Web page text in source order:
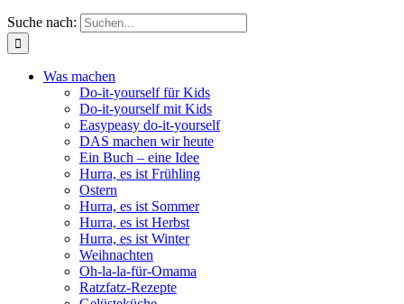
Suche nach:
Was machen
Do-it-yourself für Kids
Do-it-yourself mit Kids
Easypeasy do-it-yourself
DAS machen wir heute
Ein Buch – eine Idee
Hurra, es ist Frühling
Ostern
Hurra, es ist Sommer
Hurra, es ist Herbst
Hurra, es ist Winter
Weihnachten
Oh-la-la-für-Omama
Ratzfatz-Rezepte